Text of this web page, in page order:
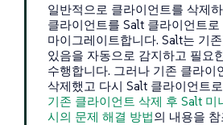
일반적으로 클라이언트를 삭제
클라이언트를 Salt 클라이언트로
마이그레이트합니다. Salt는 기
있음을 자동으로 감지하고 필요
수행합니다. 그러나 기존 클라이
삭제했고 다시 Salt 클라이언트
기존 클라이언트 삭제 후 Salt 미
시의 문제 해결 방법의 내용을